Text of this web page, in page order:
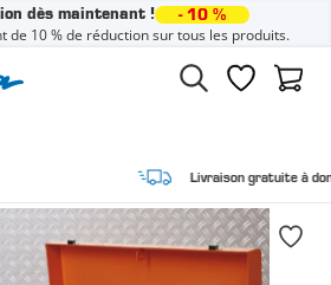
dès maintenant ! - 10 %
de 10 % de réduction sur tous les produits.
Liste dePanier
Livraison gratuite à domicile